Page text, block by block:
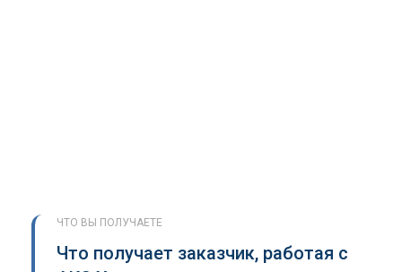
ЧТО ВЫ ПОЛУЧАЕТЕ
Что получает заказчик, работая с